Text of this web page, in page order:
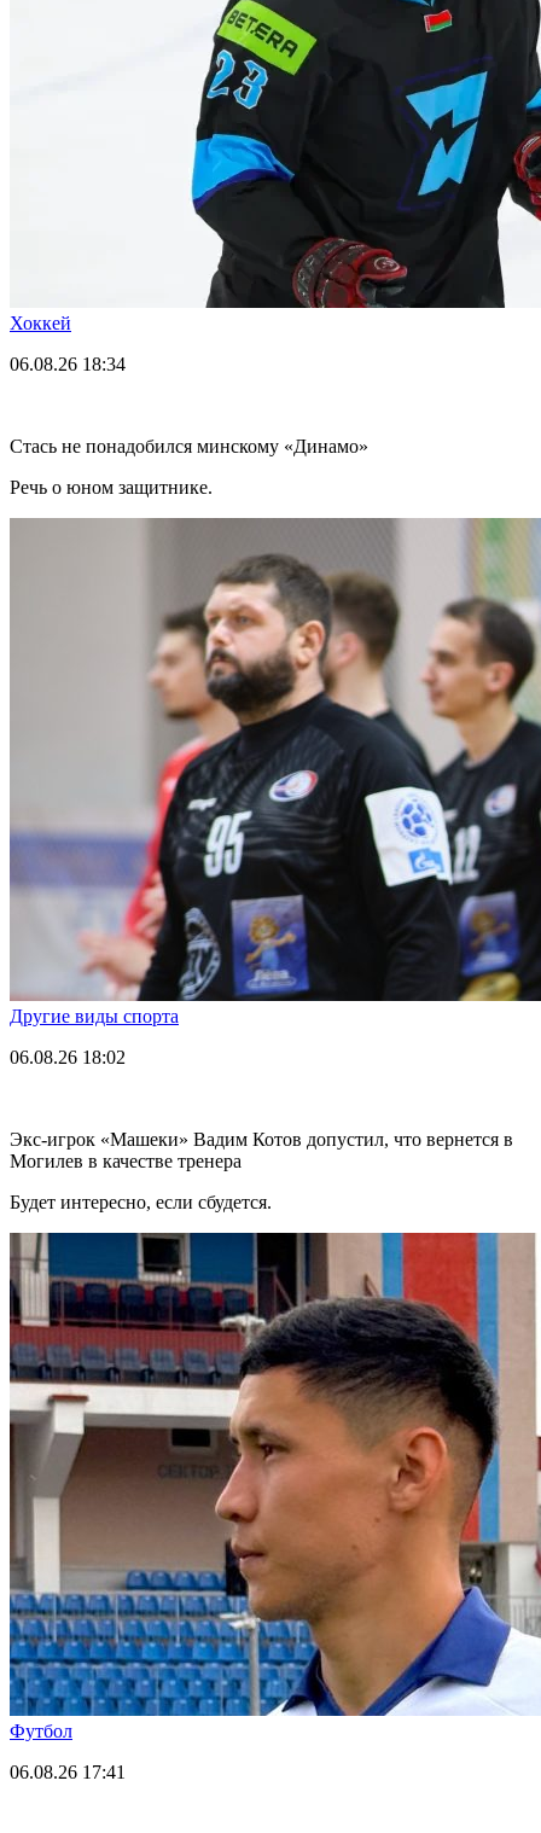
Хоккей
06.08.26 18:34
Стась не понадобился минскому «Динамо»
Речь о юном защитнике.
Другие виды спорта
06.08.26 18:02
Экс-игрок «Машеки» Вадим Котов допустил, что вернется в
Могилев в качестве тренера
Будет интересно, если сбудется.
Футбол
06.08.26 17:41